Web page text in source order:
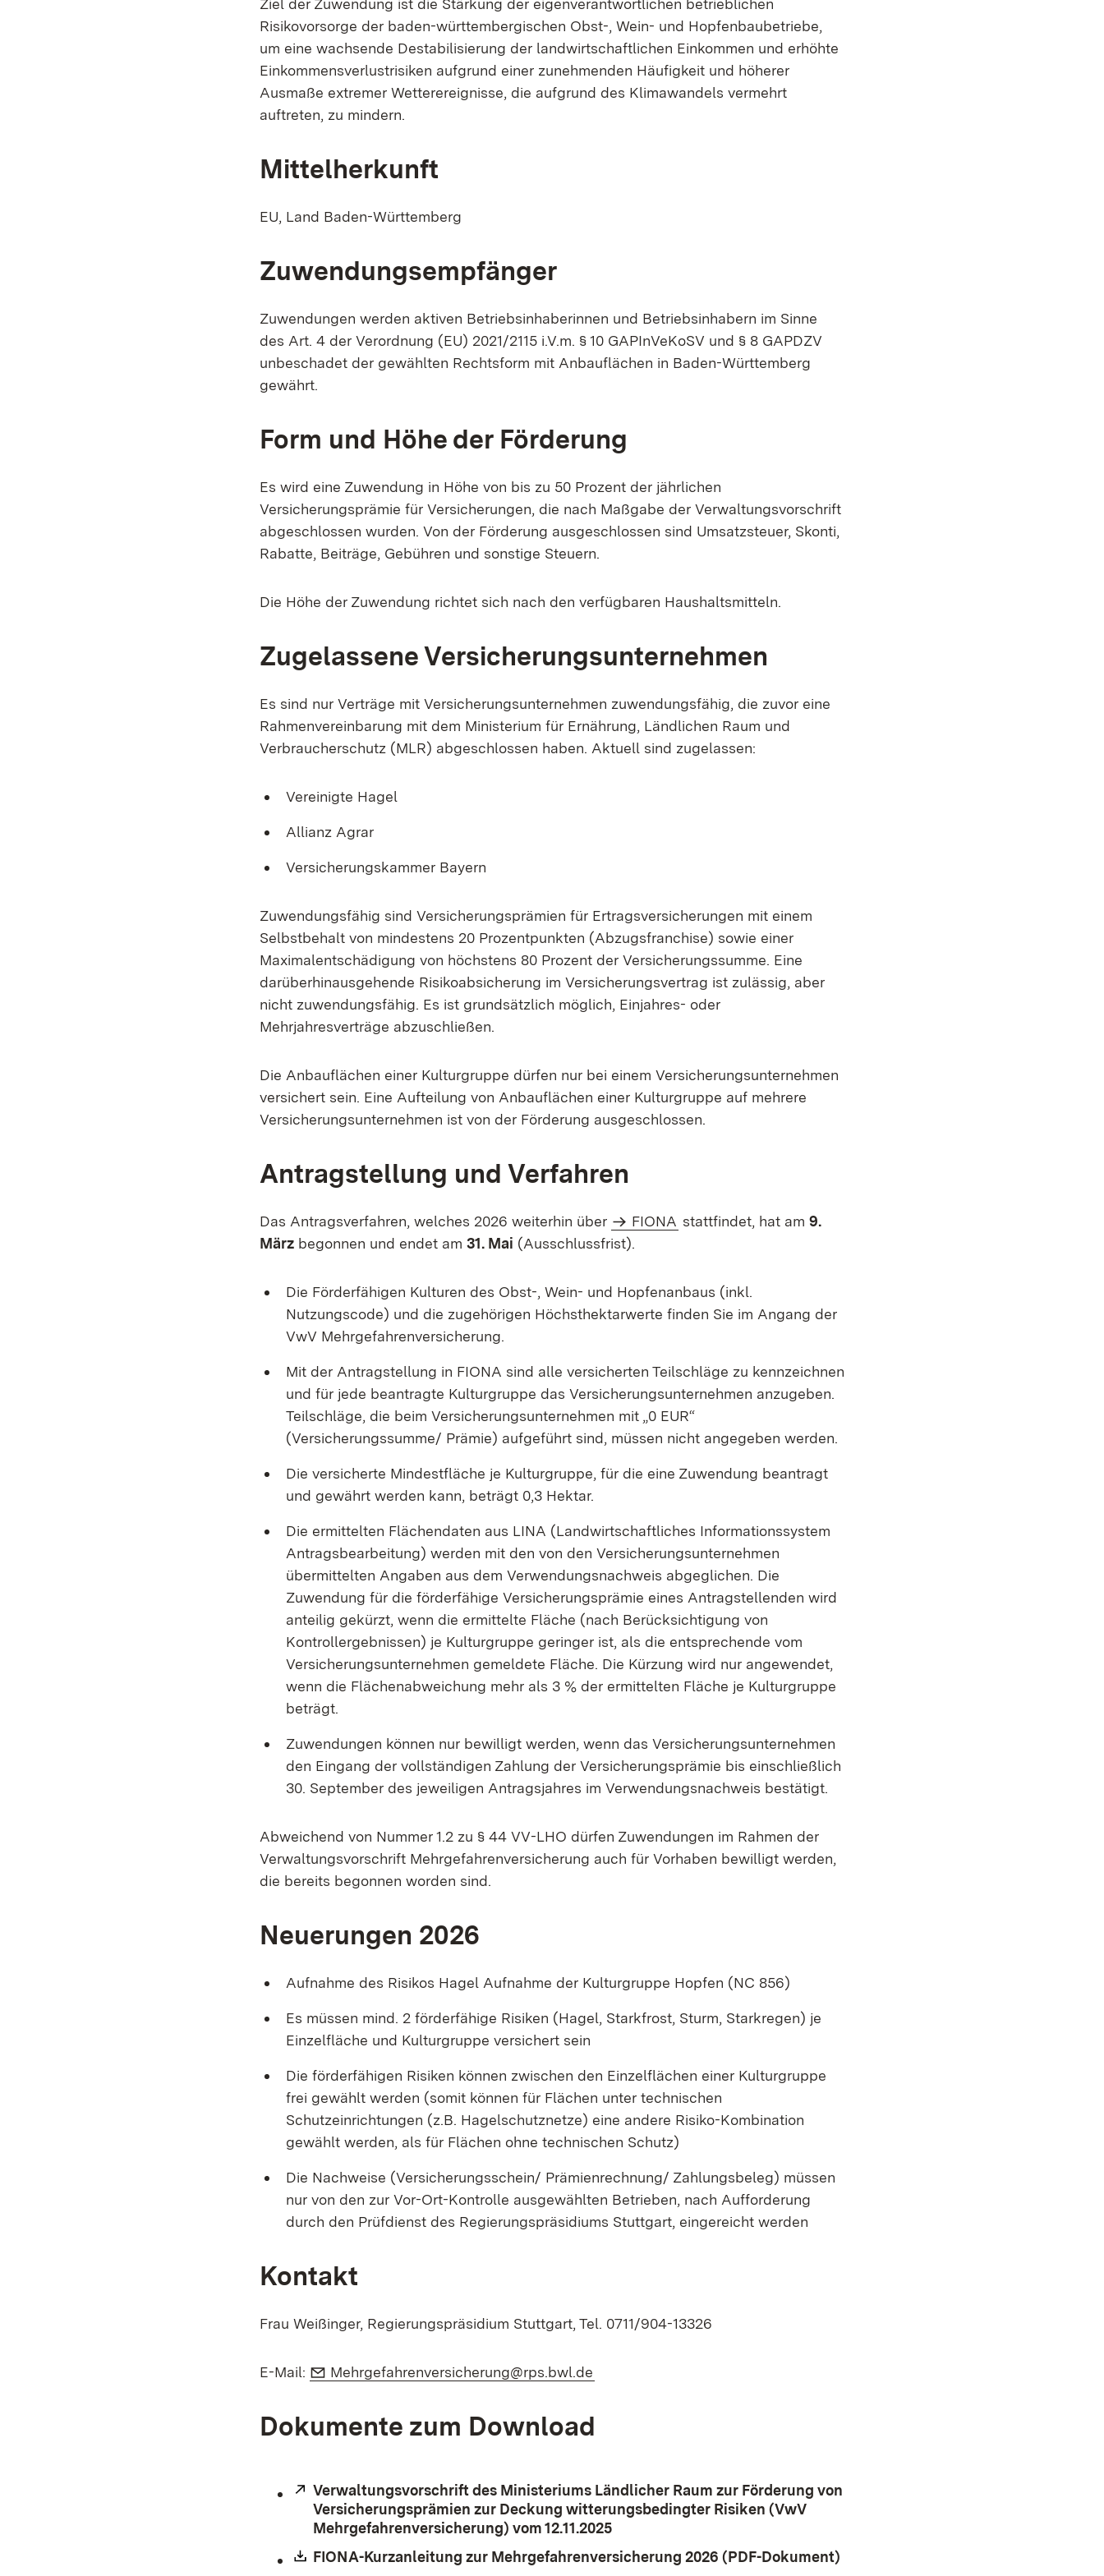
Ziel der Zuwendung ist die Stärkung der eigenverantwortlichen betrieblichen
Risikovorsorge der baden-württembergischen Obst-, Wein- und Hopfenbaubetriebe,
um eine wachsende Destabilisierung der landwirtschaftlichen Einkommen und erhöhte
Einkommensverlustrisiken aufgrund einer zunehmenden Häufigkeit und höherer
Ausmaße extremer Wetterereignisse, die aufgrund des Klimawandels vermehrt
auftreten, zu mindern.
Mittelherkunft
EU, Land Baden-Württemberg
Zuwendungsempfänger
Zuwendungen werden aktiven Betriebsinhaberinnen und Betriebsinhabern im Sinne
des Art. 4 der Verordnung (EU) 2021/2115 i.V.m. § 10 GAPInVeKoSV und § 8 GAPDZV
unbeschadet der gewählten Rechtsform mit Anbauflächen in Baden-Württemberg
gewährt.
Form und Höhe der Förderung
Es wird eine Zuwendung in Höhe von bis zu 50 Prozent der jährlichen
Versicherungsprämie für Versicherungen, die nach Maßgabe der Verwaltungsvorschrift
abgeschlossen wurden. Von der Förderung ausgeschlossen sind Umsatzsteuer, Skonti,
Rabatte, Beiträge, Gebühren und sonstige Steuern.
Die Höhe der Zuwendung richtet sich nach den verfügbaren Haushaltsmitteln.
Zugelassene Versicherungsunternehmen
Es sind nur Verträge mit Versicherungsunternehmen zuwendungsfähig, die zuvor eine
Rahmenvereinbarung mit dem Ministerium für Ernährung, Ländlichen Raum und
Verbraucherschutz (MLR) abgeschlossen haben. Aktuell sind zugelassen:
Vereinigte Hagel
Allianz Agrar
Versicherungskammer Bayern
Zuwendungsfähig sind Versicherungsprämien für Ertragsversicherungen mit einem
Selbstbehalt von mindestens 20 Prozentpunkten (Abzugsfranchise) sowie einer
Maximalentschädigung von höchstens 80 Prozent der Versicherungssumme. Eine
darüberhinausgehende Risikoabsicherung im Versicherungsvertrag ist zulässig, aber
nicht zuwendungsfähig. Es ist grundsätzlich möglich, Einjahres- oder
Mehrjahresverträge abzuschließen.
Die Anbauflächen einer Kulturgruppe dürfen nur bei einem Versicherungsunternehmen
versichert sein. Eine Aufteilung von Anbauflächen einer Kulturgruppe auf mehrere
Versicherungsunternehmen ist von der Förderung ausgeschlossen.
Antragstellung und Verfahren
Das Antragsverfahren, welches 2026 weiterhin über FIONA stattfindet, hat am9.
März begonnen und endet am 31. Mai (Ausschlussfrist).
Die Förderfähigen Kulturen des Obst-, Wein- und Hopfenanbaus (inkl.
Nutzungscode) und die zugehörigen Höchsthektarwerte finden Sie im Angang der
VwV Mehrgefahrenversicherung.
Mit der Antragstellung in FIONA sind alle versicherten Teilschläge zu kennzeichnen
und für jede beantragte Kulturgruppe das Versicherungsunternehmen anzugeben.
Teilschläge, die beim Versicherungsunternehmen mit „0 EUR“
(Versicherungssumme/ Prämie) aufgeführt sind, müssen nicht angegeben werden.
Die versicherte Mindestfläche je Kulturgruppe, für die eine Zuwendung beantragt
und gewährt werden kann, beträgt 0,3 Hektar.
Die ermittelten Flächendaten aus LINA (Landwirtschaftliches Informationssystem
Antragsbearbeitung) werden mit den von den Versicherungsunternehmen
übermittelten Angaben aus dem Verwendungsnachweis abgeglichen. Die
Zuwendung für die förderfähige Versicherungsprämie eines Antragstellenden wird
anteilig gekürzt, wenn die ermittelte Fläche (nach Berücksichtigung von
Kontrollergebnissen) je Kulturgruppe geringer ist, als die entsprechende vom
Versicherungsunternehmen gemeldete Fläche. Die Kürzung wird nur angewendet,
wenn die Flächenabweichung mehr als 3 % der ermittelten Fläche je Kulturgruppe
beträgt.
Zuwendungen können nur bewilligt werden, wenn das Versicherungsunternehmen
den Eingang der vollständigen Zahlung der Versicherungsprämie bis einschließlich
30. September des jeweiligen Antragsjahres im Verwendungsnachweis bestätigt.
Abweichend von Nummer 1.2 zu § 44 VV-LHO dürfen Zuwendungen im Rahmen der
Verwaltungsvorschrift Mehrgefahrenversicherung auch für Vorhaben bewilligt werden,
die bereits begonnen worden sind.
Neuerungen 2026
Aufnahme des Risikos Hagel Aufnahme der Kulturgruppe Hopfen (NC 856)
Es müssen mind. 2 förderfähige Risiken (Hagel, Starkfrost, Sturm, Starkregen) je
Einzelfläche und Kulturgruppe versichert sein
Die förderfähigen Risiken können zwischen den Einzelflächen einer Kulturgruppe
frei gewählt werden (somit können für Flächen unter technischen
Schutzeinrichtungen (z.B. Hagelschutznetze) eine andere Risiko-Kombination
gewählt werden, als für Flächen ohne technischen Schutz)
Die Nachweise (Versicherungsschein/ Prämienrechnung/ Zahlungsbeleg) müssen
nur von den zur Vor-Ort-Kontrolle ausgewählten Betrieben, nach Aufforderung
durch den Prüfdienst des Regierungspräsidiums Stuttgart, eingereicht werden
Kontakt
Frau Weißinger, Regierungspräsidium Stuttgart, Tel. 0711/904-13326
E-Mail: E-Mail:
Mehrgefahrenversicherung@rps.bwl.de
Dokumente zum Download
Extern:
Verwaltungsvorschrift des Ministeriums Ländlicher Raum zur Förderung von
Versicherungsprämien zur Deckung witterungsbedingter Risiken (VwV
Mehrgefahrenversicherung) vom 12.11.2025
Download:
FIONA-Kurzanleitung zur Mehrgefahrenversicherung 2026 (PDF-Dokument)